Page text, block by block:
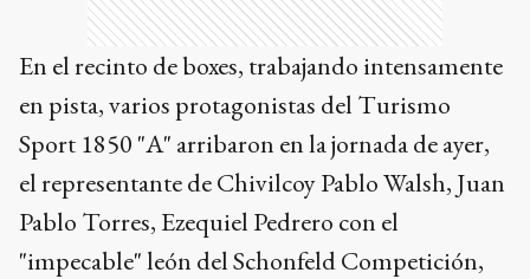
En el recinto de boxes, trabajando intensamente
en pista, varios protagonistas del Turismo
Sport 1850 "A" arribaron en la jornada de ayer,
el representante de Chivilcoy Pablo Walsh, Juan
Pablo Torres, Ezequiel Pedrero con el
"impecable" león del Schonfeld Competición,